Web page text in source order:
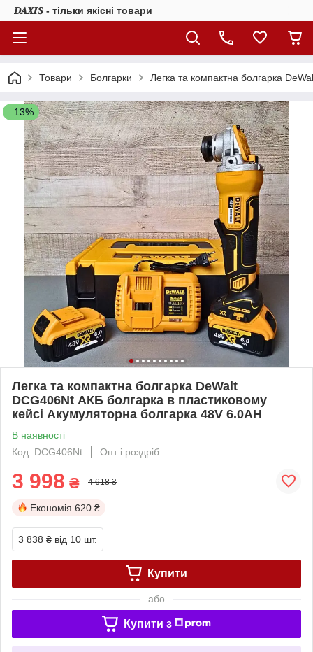
𝑫𝑨𝑿𝑰𝑺 - тільки якісні товари
Товари Болгарки Легка та компактна болгарка
–13%
Легка та компактна болгарка DeWalt
DCG406Nt АКБ болгарка в пластиковому
кейсі Акумуляторна болгарка 48V 6.0AH
В наявності
Код: DCG406Nt
Опт і роздріб
3 998 ₴ 4 618 ₴
Економія 620 ₴
3 838 ₴ від 10 шт.
Купити
або
Купити з